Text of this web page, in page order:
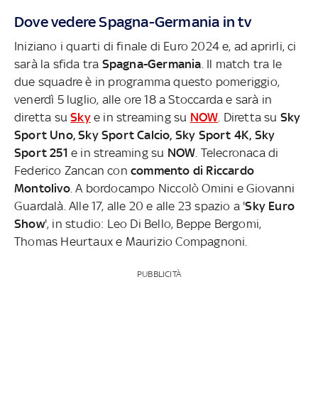
Dove vedere Spagna-Germania in tv
Iniziano i quarti di finale di Euro 2024 e, ad aprirli, ci
sarà la sfida tra Spagna-Germania . Il match tra le
due squadre è in programma questo pomeriggio,
venerdì 5 luglio, alle ore 18 a Stoccarda e sarà in
diretta suSkye in streaming su NOW . Diretta su Sky
Sport Uno, Sky Sport Calcio, Sky Sport 4K, Sky
Sport 251 e in streaming su NOW . Telecronaca di
Federico Zancan con commento di Riccardo
Montolivo. A bordocampo Niccolò Omini e Giovanni
Guardalà. Alle 17, alle 20 e alle 23 spazio a 'Sky Euro
Show', in studio: Leo Di Bello, Beppe Bergomi,
Thomas Heurtaux e Maurizio Compagnoni.
PUBBLICITÀ